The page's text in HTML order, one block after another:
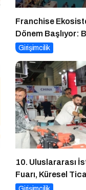
Franchise
Dönem Başlıyor:
Musun? Fuarı
Girişimcilik
10. Uluslararası
Fuarı, Küresel
Merkezi Olmaya